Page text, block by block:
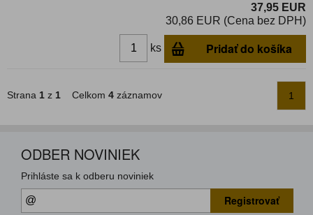
37,95 EUR
30,86 EUR (Cena bez DPH)
ks Pridať do košíka
Strana 1 z 1 Celkom 4 záznamov 1
ODBER NOVINIEK
Prihláste sa k odberu noviniek
Registrovať